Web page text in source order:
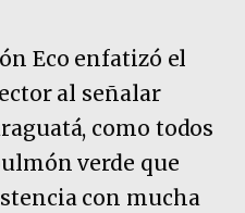
Eco enfatizó el
al señalar
como todos
verde que
con mucha